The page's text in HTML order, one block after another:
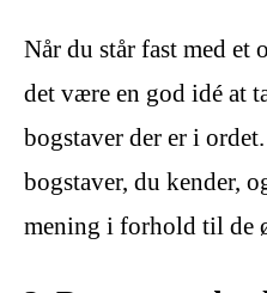
Når du står fast med
det være en god idé at
bogstaver der er i
bogstaver, du kender,
mening i forhold til de